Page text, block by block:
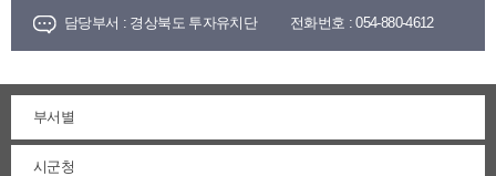
담당부서 : 경상북도 투자유치단 전화번호 : 054-880-4612
부서별
시군청